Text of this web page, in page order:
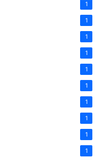
1
1
1
1
1
1
1
1
1
1